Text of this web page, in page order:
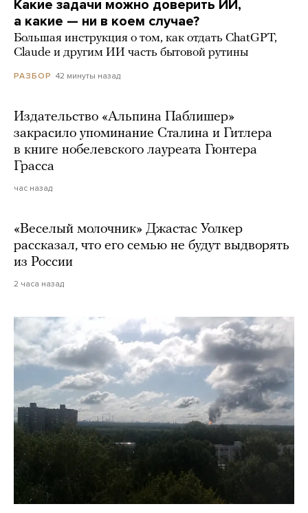
Какие задачи можно доверить ИИ,
а какие — ни в коем случае?
Большая инструкция о том, как отдать ChatGPT,
Claude и другим ИИ часть бытовой рутины
РАЗБОР 42 минуты назад
Издательство «Альпина Паблишер»
закрасило упоминание Сталина и Гитлера
в книге нобелевского лауреата Гюнтера
Грасса
час назад
«Веселый молочник» Джастас Уолкер
рассказал, что его семью не будут выдворять
из России
2 часа назад